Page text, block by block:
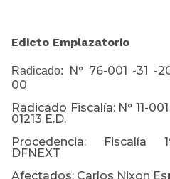
Edicto Emplazatorio
Radicado:
N° 76-001 -31 -
00
Radicado Fiscalía: N° 11-
01213 E.D.
Procedencia: Fiscalía
DFNEXT
Afectados: Carlos Nixon